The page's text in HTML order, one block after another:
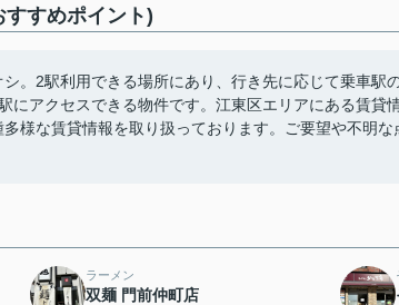
すすめポイント)
シ。2駅利用できる場所にあり、行き先に応じて乗車駅
にアクセスできる物件です。江東区エリアにある賃貸
様な賃貸情報を取り扱っております。ご要望や不明
ラーメン
双麺 門前仲町店